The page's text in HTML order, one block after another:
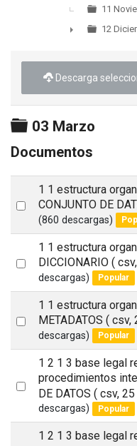
11
12
Descarga
Carpeta
03 Marzo
Documentos
Select
1 1 estructura
CONJUNTO DE
(860 descargas)
Select
1 1 estructura
DICCIONARIO (
descargas)
Popular
Select
1 1 estructura
METADATOS ( csv,
descargas)
Popular
Select
item
1 2 1 3 base legal
procedimientos
DE DATOS ( csv, 25
descargas)
Popular
1 2 1 3 base legal